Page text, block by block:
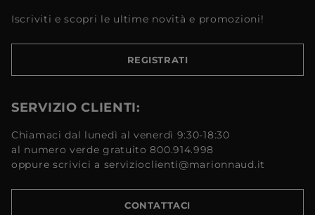
Iscriviti e scopri le ultime novità e promozioni!
REGISTRATI
SERVIZIO CLIENTI:
Chiamaci dal lunedì al venerdì 9:30-18:30
al numero verde gratuito 800.914.998
oppure scrivici a servizioclienti@marionnaud.it
CONTATTACI